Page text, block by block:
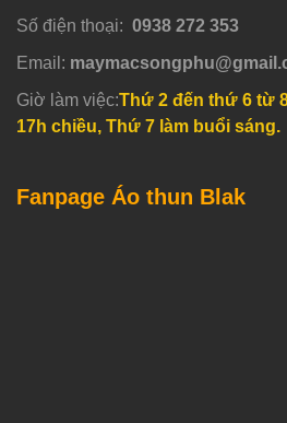
Số điện thoại: 0938 272 353
Email:
Giờ làm việc:Thứ 2 đến thứ 6 từ
17h chiều, Thứ 7 làm buổi sáng.
Fanpage Áo thun Blak